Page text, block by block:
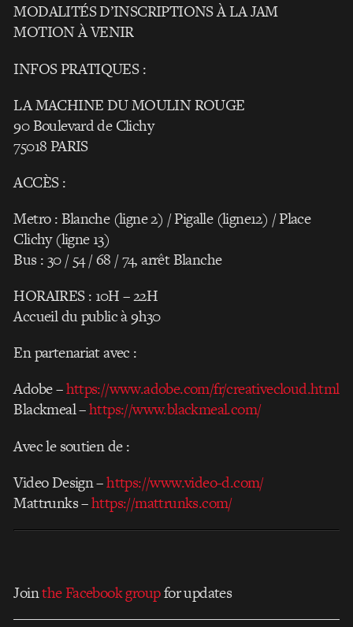
MODALITÉS D’INSCRIPTIONS À LA JAM
MOTION À VENIR
INFOS PRATIQUES :
LA MACHINE DU MOULIN ROUGE
90 Boulevard de Clichy
75018 PARIS
ACCÈS :
Metro : Blanche (ligne 2) / Pigalle (ligne12) / Place
Clichy (ligne 13)
Bus : 30 / 54 / 68 / 74, arrêt Blanche
HORAIRES : 10H – 22H
Accueil du public à 9h30
En partenariat avec :
Adobe –https://www.adobe.com/fr/creativecloud.html
Blackmeal –https://www.blackmeal.com/
Avec le soutien de :
Video Design –https://www.video-d.com/
Mattrunks –https://mattrunks.com/
Jointhe Facebook groupfor updates